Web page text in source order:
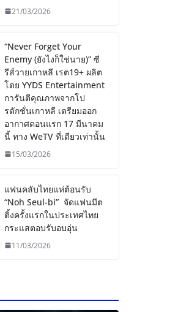
21/03/2026
“Never Forget Your
Enemy (ยังไงก็ใช่นาย)” ซี
รีส์วายเกาหลี เรต19+ ผลิต
โดย YYDS Entertainment
การันตีคุณภาพจากโป
รดักชั่นเกาหลี เตรียมออก
อากาศตอนแรก 17 มีนาคม
นี้ ทาง WeTV ที่เดียวเท่านั้น
15/03/2026
แฟนคลับไทยแห่ต้อนรับ
“Noh Seul-bi” จัดแฟนมีต
ติ้งครั้งแรกในประเทศไทย
กระแสตอบรับอบอุ่น
11/03/2026